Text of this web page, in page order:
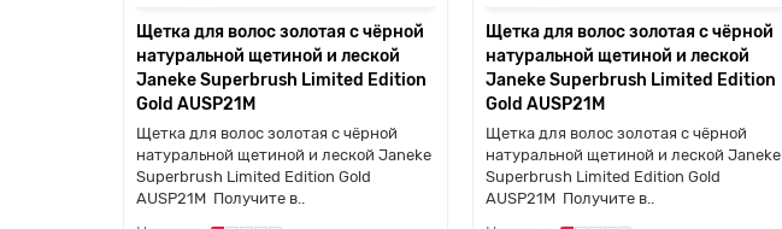
Щетка для волос золотая с чёрной
натуральной щетиной и леской
Janeke Superbrush Limited Edition
Gold AUSP21M
Щетка для волос золотая с чёрной
натуральной щетиной и леской Janeke
Superbrush Limited Edition Gold
AUSP21M Получите в..
Щетка для волос золотая с чёрной
натуральной щетиной и леской
Janeke Superbrush Limited Edition
Gold AUSP21M
Щетка для волос золотая с чёрной
натуральной щетиной и леской Janeke
Superbrush Limited Edition Gold
AUSP21M Получите в..